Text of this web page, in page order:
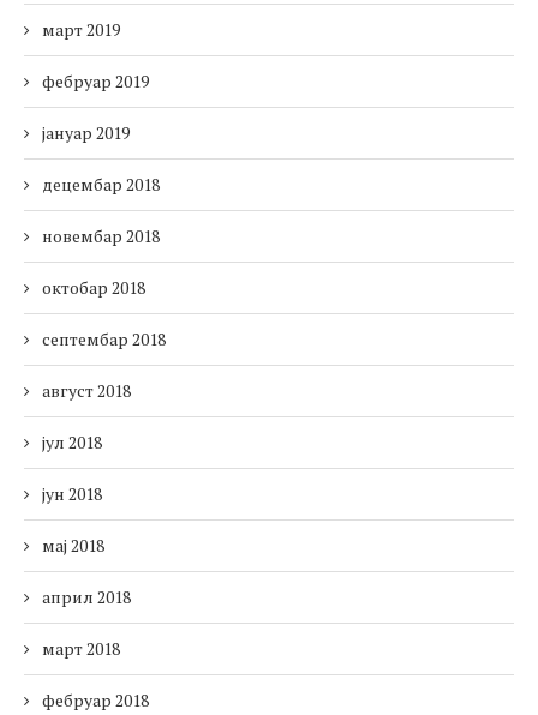
март 2019
фебруар 2019
јануар 2019
децембар 2018
новембар 2018
октобар 2018
септембар 2018
август 2018
јул 2018
јун 2018
мај 2018
април 2018
март 2018
фебруар 2018